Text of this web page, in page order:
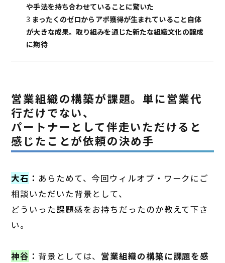
や手法を持ち合わせていることに驚いた
3 まったくのゼロからアポ獲得が生まれていること自体
が大きな成果。取り組みを通じた新たな組織文化の醸成
に期待
営業組織の構築が課題。単に営業代
行だけでない、
パートナーとして伴走いただけると
感じたことが依頼の決め手
大石 ： あらためて、今回ウィルオブ・ワークにご
相談いただいた背景として、
どういった課題感をお持ちだったのか教えて下さ
い。
神谷 ： 背景としては、 営業組織の構築に課題を感